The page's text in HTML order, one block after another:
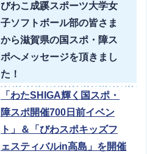
びわこ成蹊スポーツ大学女
子ソフトボール部の皆さま
から滋賀県の国スポ・障ス
ポへメッセージを頂きまし
た！
「わたSHIGA輝く国スポ・
障スポ開催700日前イベン
ト」＆「びわスポキッズフ
ェスティバルin高島」を開催